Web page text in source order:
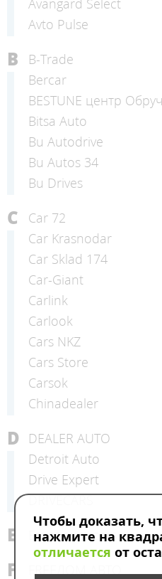
Avangard Select
Avto Pulse
B
B-Trade
Bercar
BESTUNE центр
Bitsa Auto
Bu Autodrive
Bu Autos 34
Bu Drives
C
Car 72
Car Krasnodar
Car Sklad 174
Car-Giant
Carlink
Carlook
Cars NKZ
Cars Store
Carsok
Chinadealer
D
DEALER AUTO
Detroit Auto
Drive Expert
DRIVECARS
E Emporium cars
F FREEДОМ АВТО
Чтобы доказать,
нажмите на
отличается от